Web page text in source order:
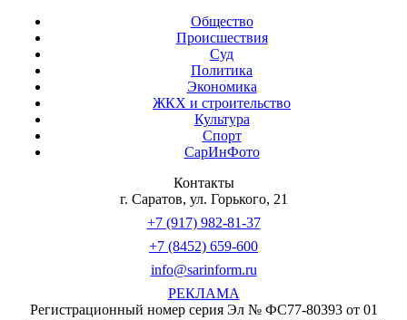
Общество
Происшествия
Суд
Политика
Экономика
ЖКХ и строительство
Культура
Спорт
СарИнФото
Контакты
г. Саратов, ул. Горького, 21
+7 (917) 982-81-37
+7 (8452) 659-600
info@sarinform.ru
РЕКЛАМА
Регистрационный номер серия Эл № ФС77-80393 от 01